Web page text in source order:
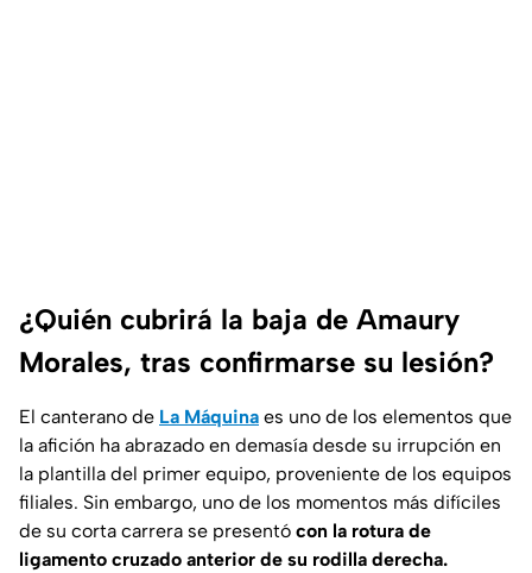
¿Quién cubrirá la baja de Amaury
Morales, tras confirmarse su lesión?
El canterano de La Máquina es uno de los elementos que
la afición ha abrazado en demasía desde su irrupción en
la plantilla del primer equipo, proveniente de los equipos
filiales. Sin embargo, uno de los momentos más difíciles
de su corta carrera se presentó con la rotura de
ligamento cruzado anterior de su rodilla derecha.